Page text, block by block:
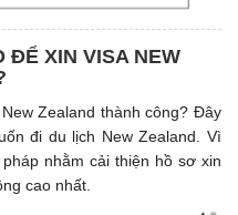
ĐỂ XIN VISA NEW
Zealand thành công? Đây
đi du lịch New Zealand. Vì
nhằm cải thiện hồ sơ xin
cao nhất.